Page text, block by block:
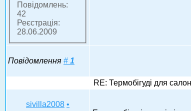
Повідомлень:
42
Реєстрація:
28.06.2009
Повідомлення # 1
RE: Термобігуді для
sivilla2008 •